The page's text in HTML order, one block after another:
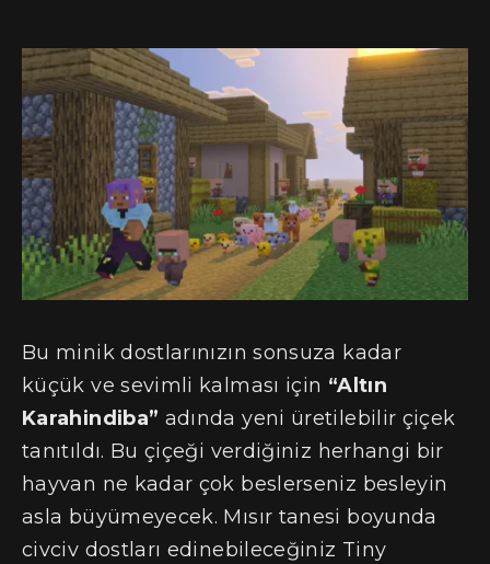
Bu minik dostlarınızın sonsuza kadar
küçük ve sevimli kalması için “Altın
Karahindiba” adında yeni üretilebilir çiçek
tanıtıldı. Bu çiçeği verdiğiniz herhangi bir
hayvan ne kadar çok beslerseniz besleyin
asla büyümeyecek. Mısır tanesi boyunda
civciv dostları edinebileceğiniz Tiny